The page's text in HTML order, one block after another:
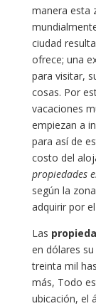
manera esta
ciudad
ofrece; una
para visitar,
cosas. Por
vacaciones
empiezan a
para así de
costo del
propiedades
según la
adquirir por
Las
en dólares
treinta mil
más, Todo
ubicación, el